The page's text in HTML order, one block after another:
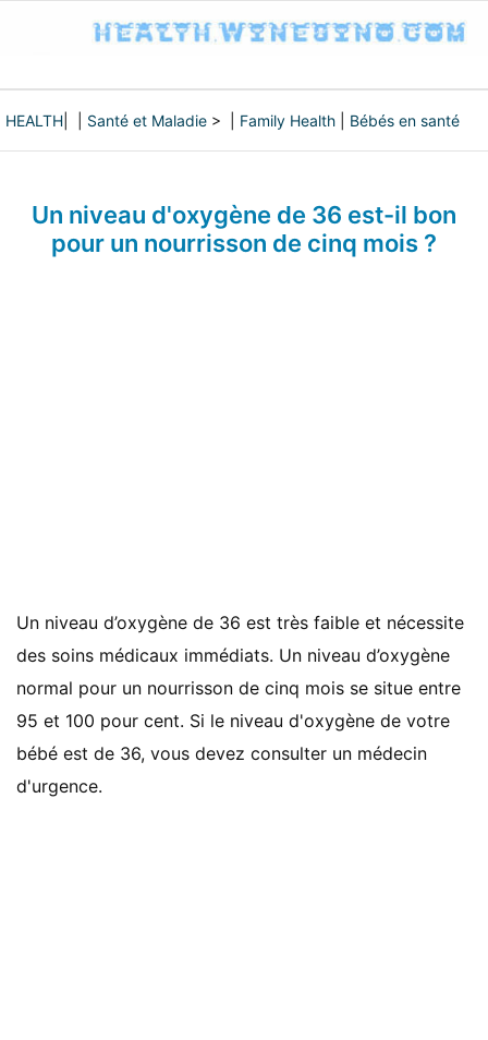
HEALTH Santé et Maladie > | Family Health Bébés en santé
Un niveau d'oxygène de 36 est-il bon
pour un nourrisson de cinq mois ?
Un niveau d’oxygène de 36 est très faible et nécessite
des soins médicaux immédiats. Un niveau d’oxygène
normal pour un nourrisson de cinq mois se situe entre
95 et 100 pour cent. Si le niveau d'oxygène de votre
bébé est de 36, vous devez consulter un médecin
d'urgence.